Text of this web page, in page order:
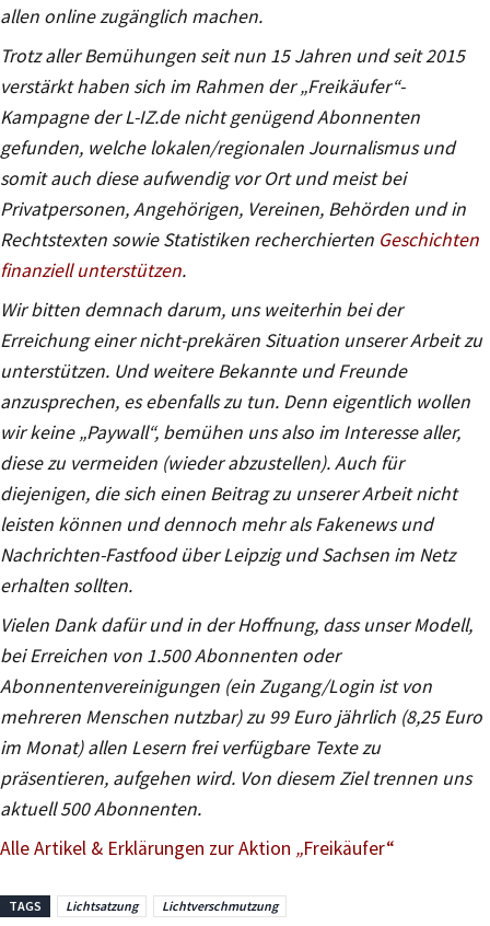
allen online zugänglich machen.
Trotz aller Bemühungen seit nun 15 Jahren und seit 2015
verstärkt haben sich im Rahmen der „Freikäufer“-
Kampagne der L-IZ.de nicht genügend Abonnenten
gefunden, welche lokalen/regionalen Journalismus und
somit auch diese aufwendig vor Ort und meist bei
Privatpersonen, Angehörigen, Vereinen, Behörden und in
Rechtstexten sowie Statistiken recherchierten Geschichten
finanziell unterstützen.
Wir bitten demnach darum, uns weiterhin bei der
Erreichung einer nicht-prekären Situation unserer Arbeit zu
unterstützen. Und weitere Bekannte und Freunde
anzusprechen, es ebenfalls zu tun. Denn eigentlich wollen
wir keine „Paywall“, bemühen uns also im Interesse aller,
diese zu vermeiden (wieder abzustellen). Auch für
diejenigen, die sich einen Beitrag zu unserer Arbeit nicht
leisten können und dennoch mehr als Fakenews und
Nachrichten-Fastfood über Leipzig und Sachsen im Netz
erhalten sollten.
Vielen Dank dafür und in der Hoffnung, dass unser Modell,
bei Erreichen von 1.500 Abonnenten oder
Abonnentenvereinigungen (ein Zugang/Login ist von
mehreren Menschen nutzbar) zu 99 Euro jährlich (8,25 Euro
im Monat) allen Lesern frei verfügbare Texte zu
präsentieren, aufgehen wird. Von diesem Ziel trennen uns
aktuell 500 Abonnenten.
Alle Artikel & Erklärungen zur Aktion „Freikäufer“
TAGS Lichtsatzung Lichtverschmutzung